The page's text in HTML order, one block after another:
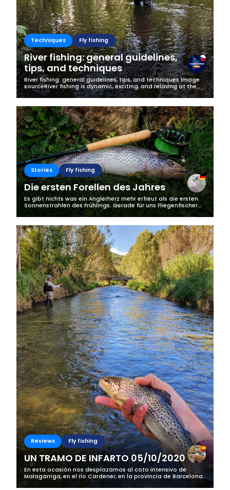
Techniques Fly fishing
River fishing: general guidelines,
tips, and techniques
River fishing: general guidelines, tips, and techniques Image
sourceRiver fishing is dynamic, exciting, and relaxing at the
same time. It does not require a lot of equipment and it can
easily be...
Stories Fly fishing
Die ersten Forellen des Jahres
Es gibt nichts was ein Anglerherz mehr erfreut als die ersten
Sonnenstrahlen des Frühlings. Gerade für uns Fliegenfischer
beginnt nun wieder die schönste Zeit am Wasser, doch die
Jagd auf die...
Reviews Fly fishing
UN TRAMO DE INFARTO 05/10/2020
En esta ocasión nos desplazamos al coto intensivo de
Malagarriga, en el río Cardener, en la provincia de Barcelona,
para ayudar en el campeonato de Cataluña de Salmónidos